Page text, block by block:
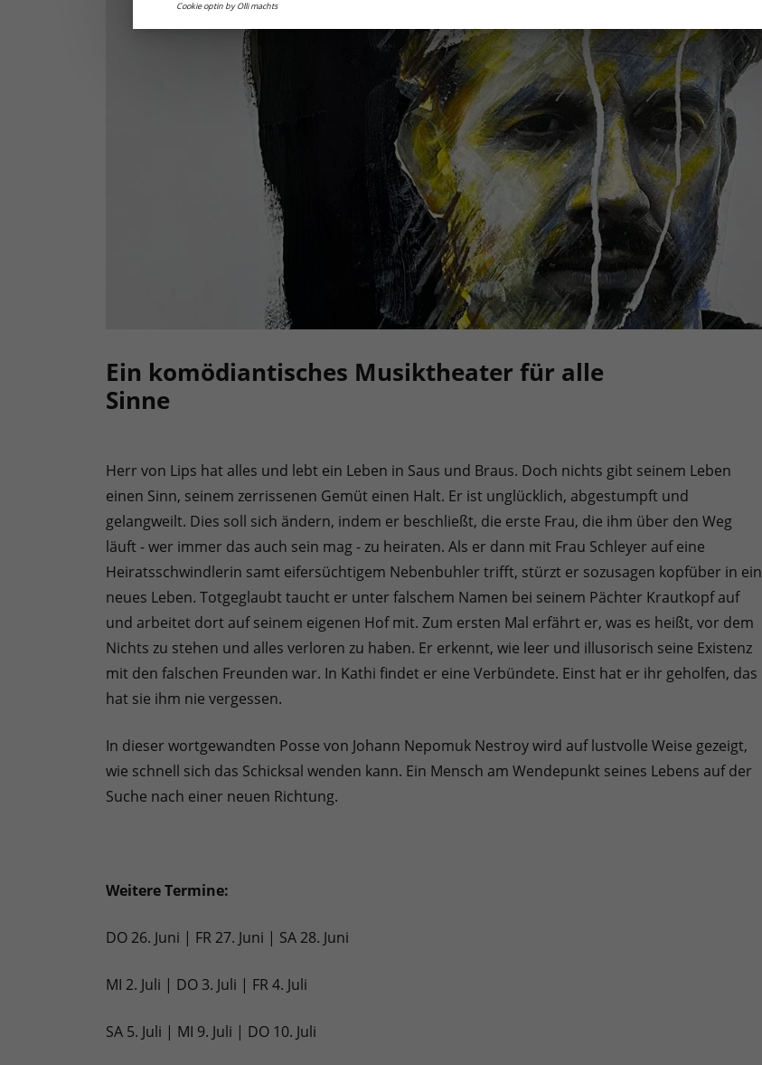
Ein komödiantisches Musiktheater für alle
Sinne
Herr von Lips hat alles und lebt ein Leben in Saus und Braus. Doch nichts gibt seinem Leben
einen Sinn, seinem zerrissenen Gemüt einen Halt. Er ist unglücklich, abgestumpft und
gelangweilt. Dies soll sich ändern, indem er beschließt, die erste Frau, die ihm über den Weg
läuft - wer immer das auch sein mag - zu heiraten. Als er dann mit Frau Schleyer auf eine
Heiratsschwindlerin samt eifersüchtigem Nebenbuhler trifft, stürzt er sozusagen kopfüber in ein
neues Leben. Totgeglaubt taucht er unter falschem Namen bei seinem Pächter Krautkopf auf
und arbeitet dort auf seinem eigenen Hof mit. Zum ersten Mal erfährt er, was es heißt, vor dem
Nichts zu stehen und alles verloren zu haben. Er erkennt, wie leer und illusorisch seine Existenz
mit den falschen Freunden war. In Kathi findet er eine Verbündete. Einst hat er ihr geholfen, das
hat sie ihm nie vergessen.
In dieser wortgewandten Posse von Johann Nepomuk Nestroy wird auf lustvolle Weise gezeigt,
wie schnell sich das Schicksal wenden kann. Ein Mensch am Wendepunkt seines Lebens auf der
Suche nach einer neuen Richtung.
Weitere Termine:
DO 26. Juni | FR 27. Juni | SA 28. Juni
MI 2. Juli | DO 3. Juli | FR 4. Juli
SA 5. Juli | MI 9. Juli | DO 10. Juli
Cookie optin by Olli machts